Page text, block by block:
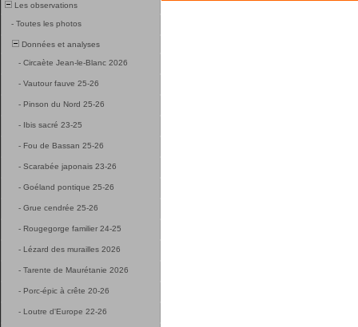
Les observations
- Toutes les photos
Données et analyses
- Circaète Jean-le-Blanc 2026
- Vautour fauve 25-26
- Pinson du Nord 25-26
- Ibis sacré 23-25
- Fou de Bassan 25-26
- Scarabée japonais 23-26
- Goéland pontique 25-26
- Grue cendrée 25-26
- Rougegorge familier 24-25
- Lézard des murailles 2026
- Tarente de Maurétanie 2026
- Porc-épic à crête 20-26
- Loutre d'Europe 22-26